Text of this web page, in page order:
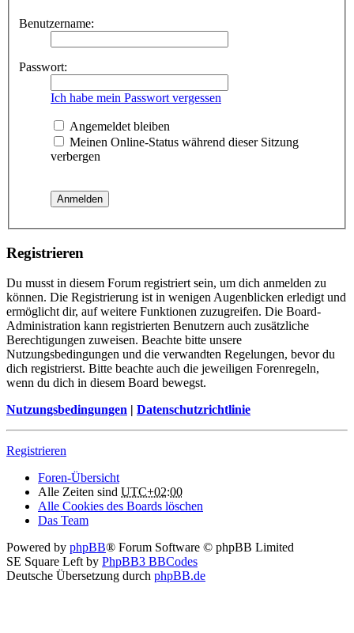
Benutzername:
Passwort:
Ich habe mein Passwort vergessen
Angemeldet bleiben
Meinen Online-Status während dieser Sitzung
verbergen
Registrieren
Du musst in diesem Forum registriert sein, um dich anmelden zu
können. Die Registrierung ist in wenigen Augenblicken erledigt und
ermöglicht dir, auf weitere Funktionen zuzugreifen. Die Board-
Administration kann registrierten Benutzern auch zusätzliche
Berechtigungen zuweisen. Beachte bitte unsere
Nutzungsbedingungen und die verwandten Regelungen, bevor du
dich registrierst. Bitte beachte auch die jeweiligen Forenregeln,
wenn du dich in diesem Board bewegst.
Nutzungsbedingungen | Datenschutzrichtlinie
Registrieren
Foren-Übersicht
Alle Zeiten sind UTC+02:00
Alle Cookies des Boards löschen
Das Team
Powered by phpBB® Forum Software © phpBB Limited
SE Square Left by PhpBB3 BBCodes
Deutsche Übersetzung durch phpBB.de